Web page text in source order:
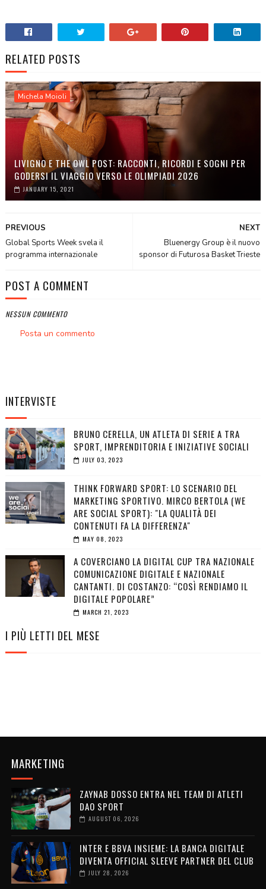
RELATED POSTS
Michela Moioli
LIVIGNO E THE OWL POST: RACCONTI, RICORDI E SOGNI PER
GODERSI IL VIAGGIO VERSO LE OLIMPIADI 2026
JANUARY 15, 2021
NEXT
Bluenergy Group è il nuovo
sponsor di Futurosa Basket Trieste
PREVIOUS
Global Sports Week svela il
programma internazionale
POST A COMMENT
NESSUN COMMENTO
Posta un commento
INTERVISTE
BRUNO CERELLA, UN ATLETA DI SERIE A TRA
SPORT, IMPRENDITORIA E INIZIATIVE SOCIALI
JULY 03, 2023
THINK FORWARD SPORT: LO SCENARIO DEL
MARKETING SPORTIVO. MIRCO BERTOLA (WE
ARE SOCIAL SPORT): "LA QUALITÀ DEI
CONTENUTI FA LA DIFFERENZA"
MAY 08, 2023
A COVERCIANO LA DIGITAL CUP TRA NAZIONALE
COMUNICAZIONE DIGITALE E NAZIONALE
CANTANTI. DI COSTANZO: “COSÌ RENDIAMO IL
DIGITALE POPOLARE”
MARCH 21, 2023
I PIÙ LETTI DEL MESE
MARKETING
ZAYNAB DOSSO ENTRA NEL TEAM DI ATLETI
DAO SPORT
AUGUST 06, 2026
INTER E BBVA INSIEME: LA BANCA DIGITALE
DIVENTA OFFICIAL SLEEVE PARTNER DEL CLUB
JULY 28, 2026